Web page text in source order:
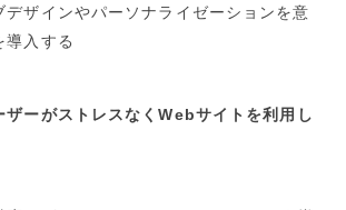
ザインやパーソナライゼーションを意
導入する
ザーがストレスなくWebサイトを利用し